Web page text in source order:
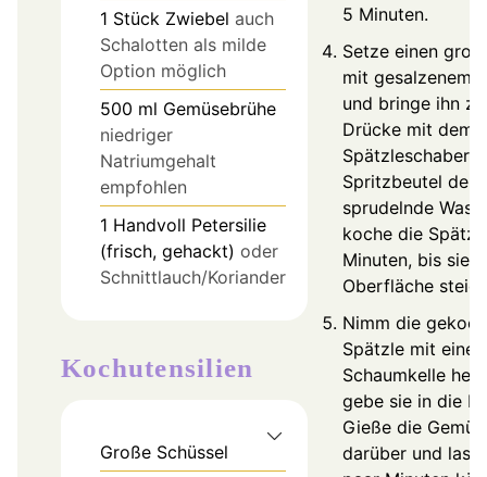
1 Stück Zwiebel auch
Schalotten als milde
Option möglich
500 ml Gemüsebrühe
niedriger
Natriumgehalt
empfohlen
1 Handvoll Petersilie
(frisch, gehackt) oder
Schnittlauch/Koriander
Kochutensilien
Große Schüssel
5 Minuten.
Setze einen
mit gesalzenem
und bringe ihn
Drücke mit dem
Spätzleschaber
Spritzbeutel den
sprudelnde
koche die
Minuten, bis sie
Oberfläche
Nimm die
Spätzle mit einer
Schaumkelle
gebe sie in die
Gieße die
darüber und